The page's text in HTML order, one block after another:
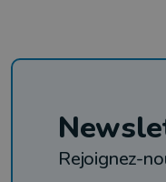
Rejoignez-